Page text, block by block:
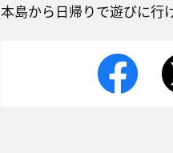
本島から日帰りで遊びに行